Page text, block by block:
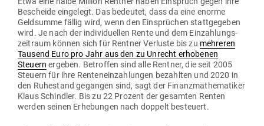
Bescheide ein­gelegt. Das bedeutet, dass da eine enorme
Geld­summe fällig wird, wenn den Ein­sprüchen statt­ge­geben
wird. Je nach der indi­vi­du­ellen Rente und dem Ein­zah­lungs­
zeitraum können sich für Rentner Ver­luste bis zu meh­reren
Tausend Euro pro Jahr aus den zu Unrecht erho­benen
Steuern ergeben. Betroffen sind alle Rentner, die seit 2005
Steuern für ihre Ren­ten­ein­zah­lungen bezahlten und 2020 in
den Ruhe­stand gegangen sind, sagt der Finanz­ma­the­ma­tiker
Klaus Schindler. Bis zu 22 Prozent der gesamten Renten
werden seinen Erhe­bungen nach doppelt besteuert.